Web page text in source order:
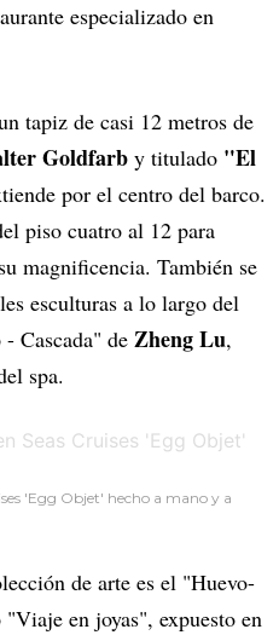
especializado en
tapiz de casi 12 metros de
Goldfarb y titulado "El
por el centro del barco.
piso cuatro al 12 para
magnificencia. También se
esculturas a lo largo del
Cascada" de Zheng Lu,
spa.
'Egg Objet' hecho a mano y a
de arte es el "Huevo-
en joyas", expuesto en